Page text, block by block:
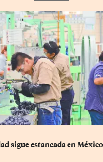
sigue estancada en